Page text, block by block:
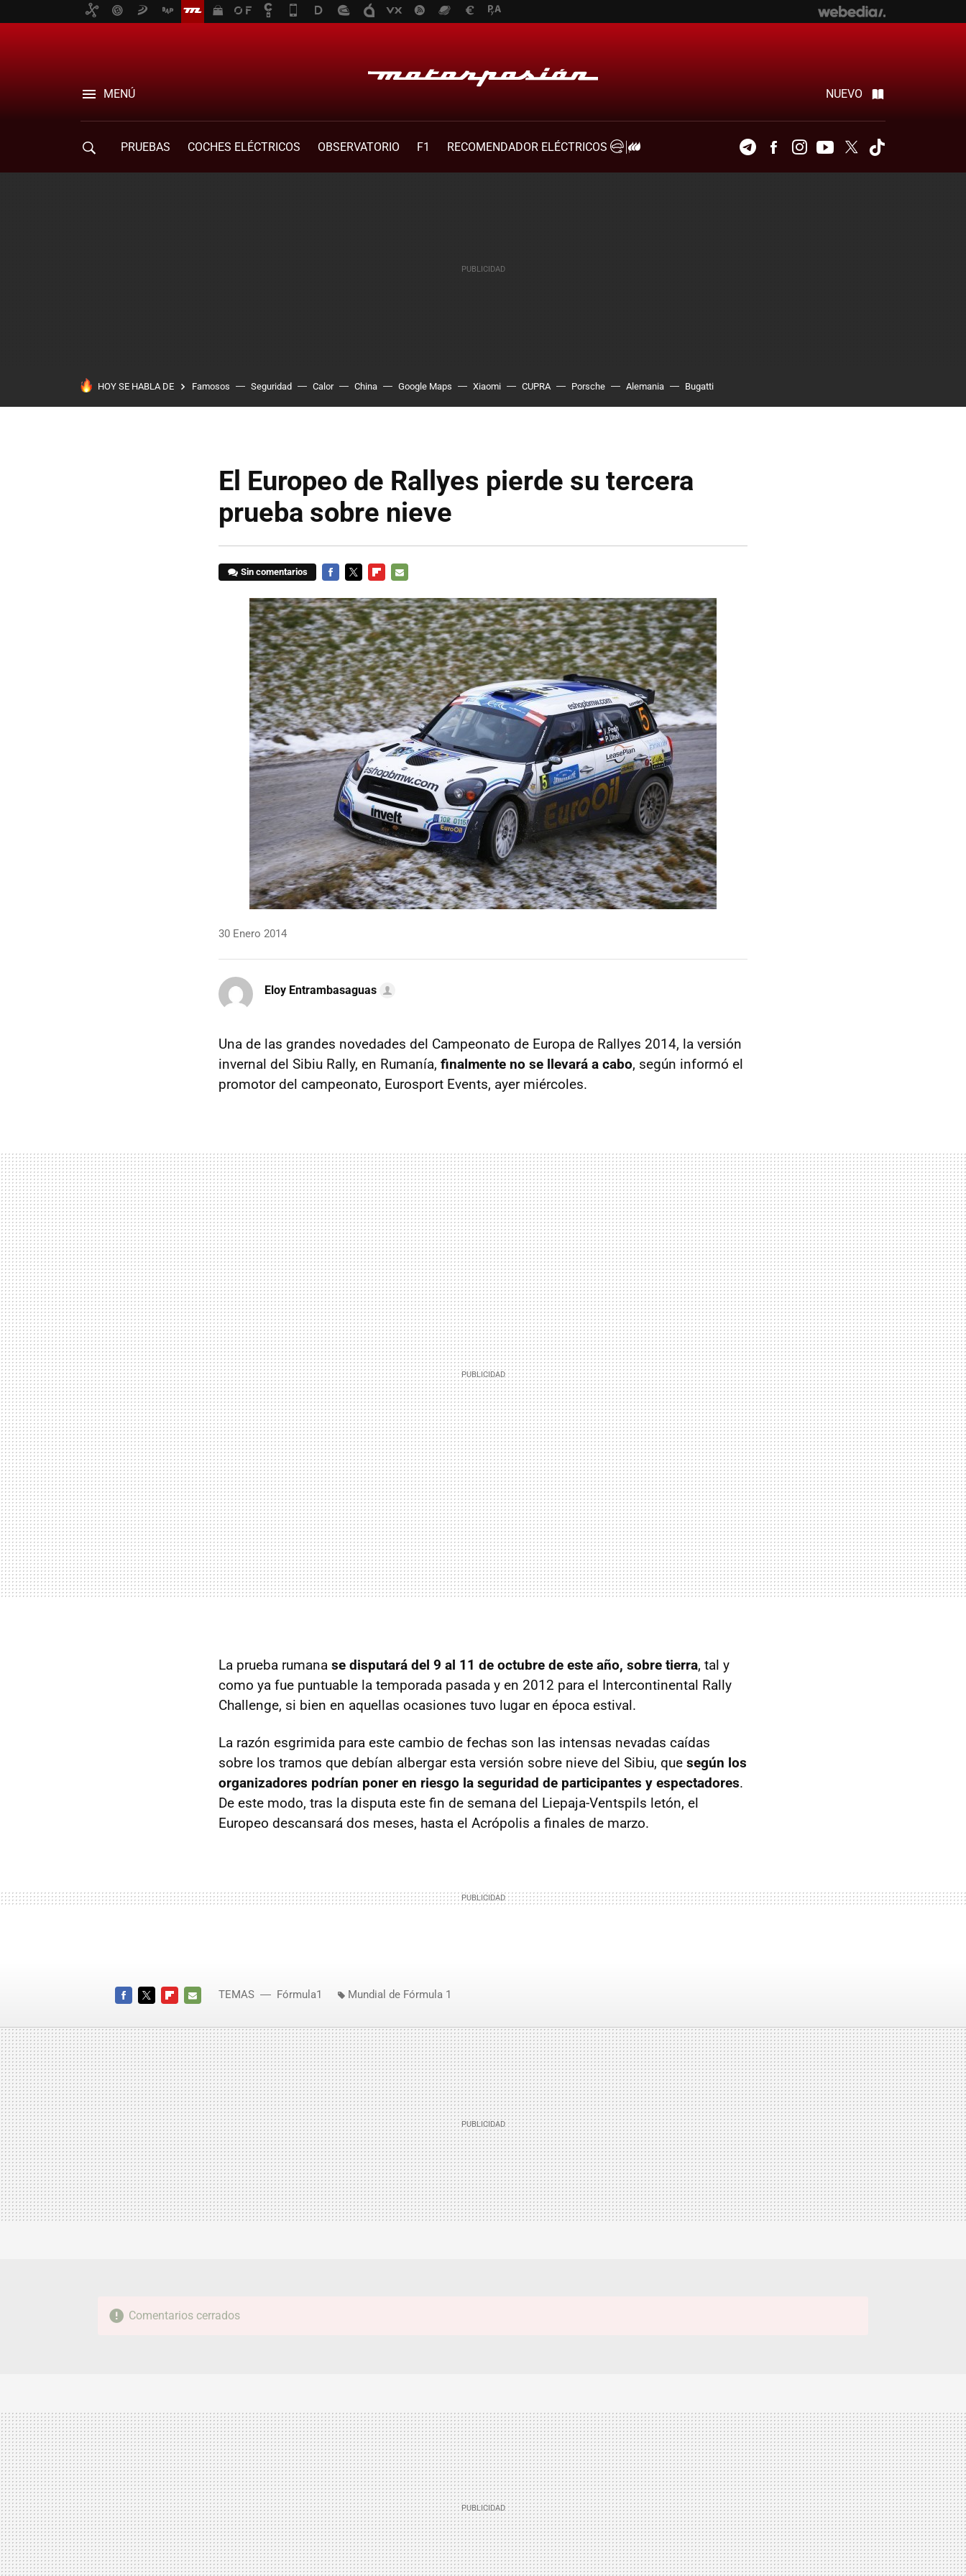
MENÚ NUEVO
PRUEBAS COCHES ELÉCTRICOS OBSERVATORIO F1
RECOMENDADOR ELÉCTRICOS
TelegramFacebookInstagramYoutubeTwitter
HOY SE HABLA DE Famosos Seguridad Calor China Google Maps Xiaomi CUPRA Porsche Alemania Bugatti
El Europeo de Rallyes pierde su tercera
prueba sobre nieve
Sin comentarios
MAIL
30 Enero 2014
Eloy Entrambasaguas
Una de las grandes novedades del Campeonato de Europa de Rallyes 2014, la versión
invernal del Sibiu Rally, en Rumanía, finalmente no se llevará a cabo, según informó el
promotor del campeonato, Eurosport Events, ayer miércoles.
La prueba rumana se disputará del 9 al 11 de octubre de este año, sobre tierra, tal y
como ya fue puntuable la temporada pasada y en 2012 para el Intercontinental Rally
Challenge, si bien en aquellas ocasiones tuvo lugar en época estival.
La razón esgrimida para este cambio de fechas son las intensas nevadas caídas
sobre los tramos que debían albergar esta versión sobre nieve del Sibiu, que según los
organizadores podrían poner en riesgo la seguridad de participantes y espectadores.
De este modo, tras la disputa este fin de semana del Liepaja-Ventspils letón, el
Europeo descansará dos meses, hasta el Acrópolis a finales de marzo.
MAIL
TEMAS Fórmula1 Mundial de Fórmula 1
Comentarios cerrados